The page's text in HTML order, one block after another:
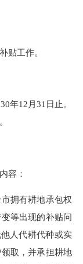
工作。
12月31日止。
容：
拥有耕地承包权
等出现的补贴问
人代耕代种或实
取，并承担耕地